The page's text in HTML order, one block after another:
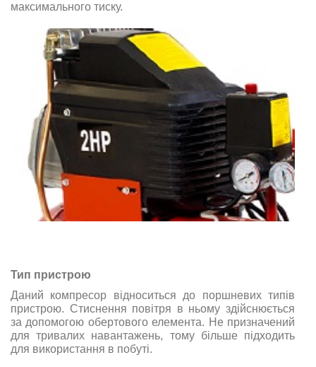
максимального тиску.
Тип пристрою
Даний компресор відноситься до поршневих типів
пристрою. Стиснення повітря в ньому здійснюється
за допомогою обертового елемента. Не призначений
для тривалих навантажень, тому більше підходить
для використання в побуті.